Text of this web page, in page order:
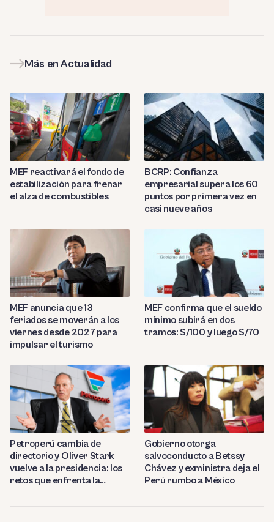
Más en Actualidad
MEF reactivará el fondo de
estabilización para frenar
el alza de combustibles
BCRP: Confianza
empresarial supera los 60
puntos por primera vez en
casi nueve años
MEF anuncia que 13
feriados se moverán a los
viernes desde 2027 para
impulsar el turismo
MEF confirma que el sueldo
mínimo subirá en dos
tramos: S/100 y luego S/70
Petroperú cambia de
directorio y Oliver Stark
vuelve a la presidencia: los
retos que enfrenta la
Gobierno otorga
salvoconducto a Betssy
Chávez y exministra deja el
Perú rumbo a México